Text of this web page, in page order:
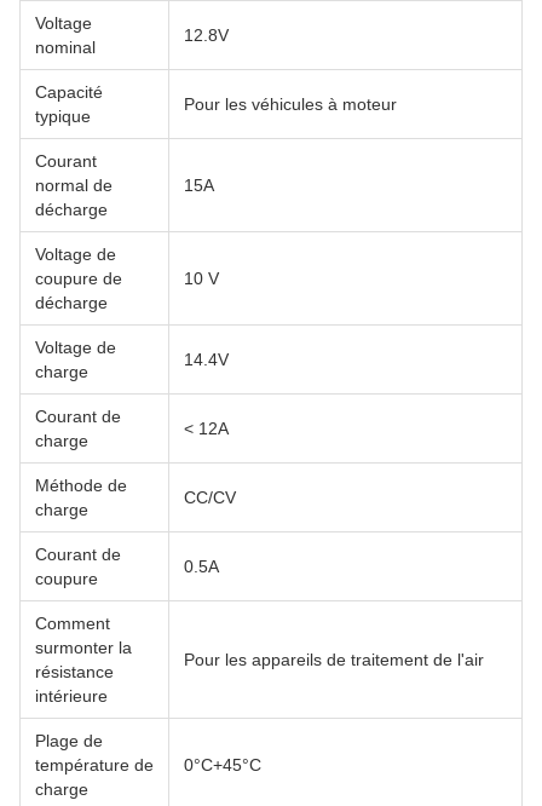
Voltage
nominal
12.8V
Capacité
typique
Pour les véhicules à moteur
Courant
normal de
décharge
15A
Voltage de
coupure de
décharge
10 V
Voltage de
charge
14.4V
Courant de
charge
< 12A
Méthode de
charge
CC/CV
Courant de
coupure
0.5A
Comment
surmonter la
résistance
intérieure
Pour les appareils de traitement de l'air
Plage de
température de
charge
0°C+45°C